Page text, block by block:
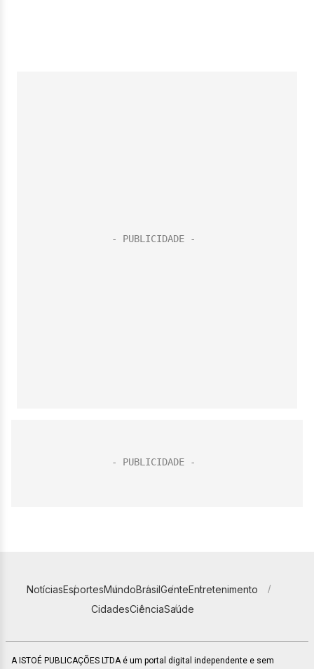
NotíciasEsportesMundoBrasilGenteEntretenimento
CidadesCiênciaSaúde
A ISTOÉ PUBLICAÇÕES LTDA é um portal digital independente e sem